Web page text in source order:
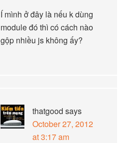
Í mình ở đây là nếu k dùng
module đó thì có cách nào
gộp nhiều js không ấy?
thatgood says
October 27, 2012
at 3:17 am